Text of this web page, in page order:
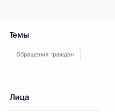
Темы
Обращения граждан
Лица